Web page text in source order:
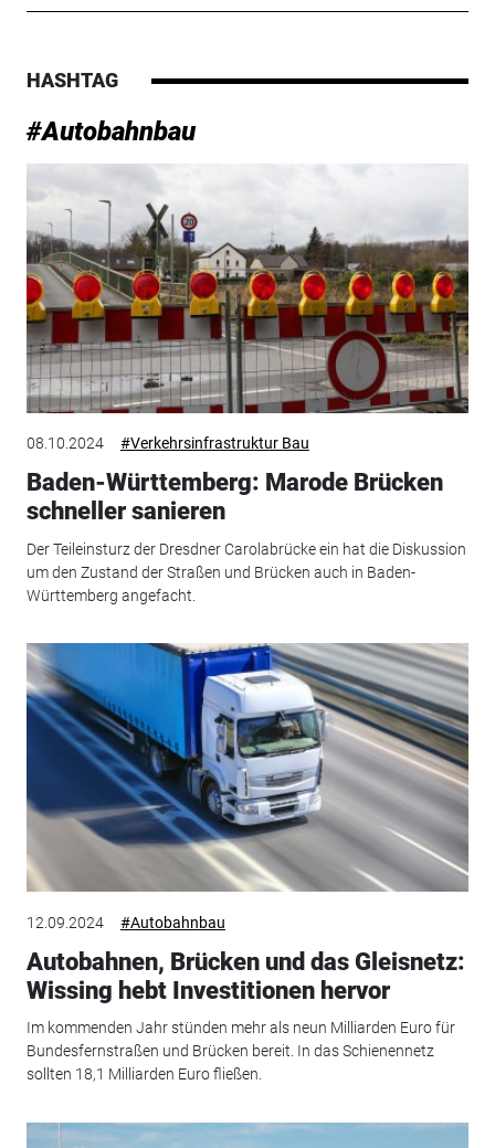
HASHTAG
#Autobahnbau
08.10.2024 #Verkehrsinfrastruktur Bau
Baden-Württemberg: Marode Brücken
schneller sanieren
Der Teileinsturz der Dresdner Carolabrücke ein hat die Diskussion
um den Zustand der Straßen und Brücken auch in Baden-
Württemberg angefacht.
12.09.2024 #Autobahnbau
Autobahnen, Brücken und das Gleisnetz:
Wissing hebt Investitionen hervor
Im kommenden Jahr stünden mehr als neun Milliarden Euro für
Bundesfernstraßen und Brücken bereit. In das Schienennetz
sollten 18,1 Milliarden Euro fließen.